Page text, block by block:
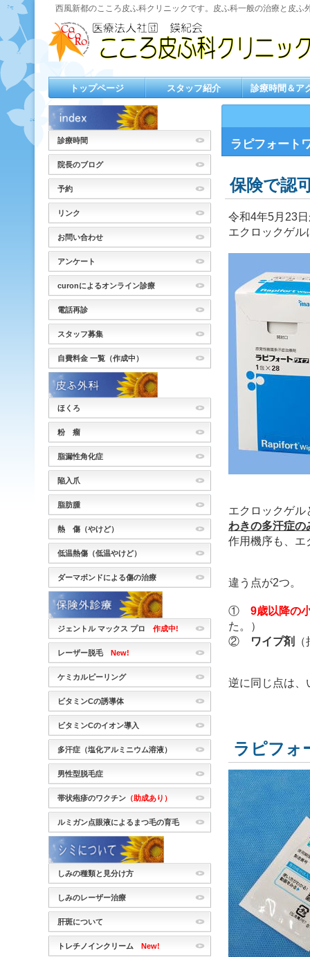
西風新都のこころ皮ふ科クリニックです。皮ふ科一般の治療と皮ふ
ラピフォート
保険で認
令和4年5月23
エクロックゲル
エクロックゲル
わきの多汗症の
作用機序も、エ
違う点が2つ。
① 9歳以降の
た。）
②
ワイプ剤
逆に同じ点は、
ラピフォ
トップページ スタッフ紹介 診療時間＆ア
診療時間
院長のブログ
予約
リンク
お問い合わせ
アンケート
curonによるオンライン診療
電話再診
スタッフ募集
自費料金 一覧（作成中）
ほくろ
粉 瘤
脂漏性角化症
陥入爪
脂肪腫
熱 傷（やけど）
低温熱傷（低温やけど）
ダーマボンドによる傷の治療
ジェントル マックス プロ 作成中!
レーザー脱毛New!
ケミカルピーリング
ビタミンCの誘導体
ビタミンCのイオン導入
多汗症（塩化アルミニウム溶液）
男性型脱毛症
帯状疱疹のワクチン （助成あり）
ルミガン点眼液によるまつ毛の育毛
しみの種類と見分け方
しみのレーザー治療
肝斑について
トレチノインクリーム New!